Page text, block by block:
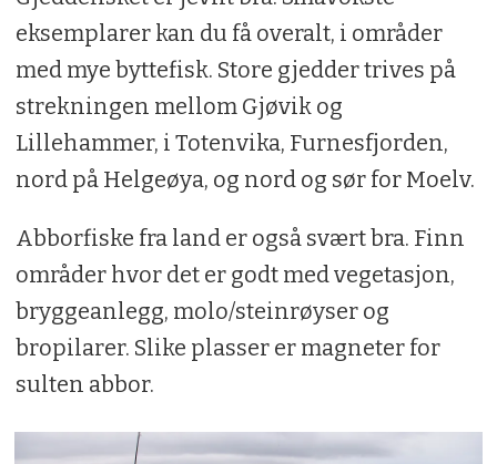
eksemplarer kan du få overalt, i områder
med mye byttefisk. Store gjedder trives på
strekningen mellom Gjøvik og
Lillehammer, i Totenvika, Furnesfjorden,
nord på Helgeøya, og nord og sør for Moelv.
Abborfiske fra land er også svært bra. Finn
områder hvor det er godt med vegetasjon,
bryggeanlegg, molo/steinrøyser og
bropilarer. Slike plasser er magneter for
sulten abbor.